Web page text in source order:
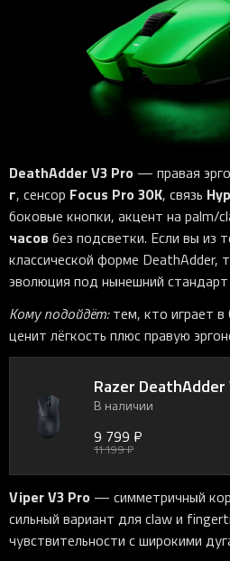
DeathAdder V3 Pro — правая
г, сенсор Focus Pro 30K, связь
боковые кнопки, акцент на palm/
часов без подсветки. Если вы из
классической форме DeathAdder,
эволюция под нынешний стандарт
Кому подойдёт:тем, кто играет в
ценит лёгкость плюс правую
Razer DeathAdder
В наличии
9 799 ₽
11 199 ₽
Viper V3 Pro — симметричный
сильный вариант для claw и
чувствительности с широкими